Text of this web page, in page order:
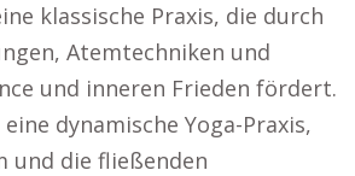
klassische Praxis, die durch
Atemtechniken und
und inneren Frieden fördert.
dynamische Yoga-Praxis,
und die fließenden